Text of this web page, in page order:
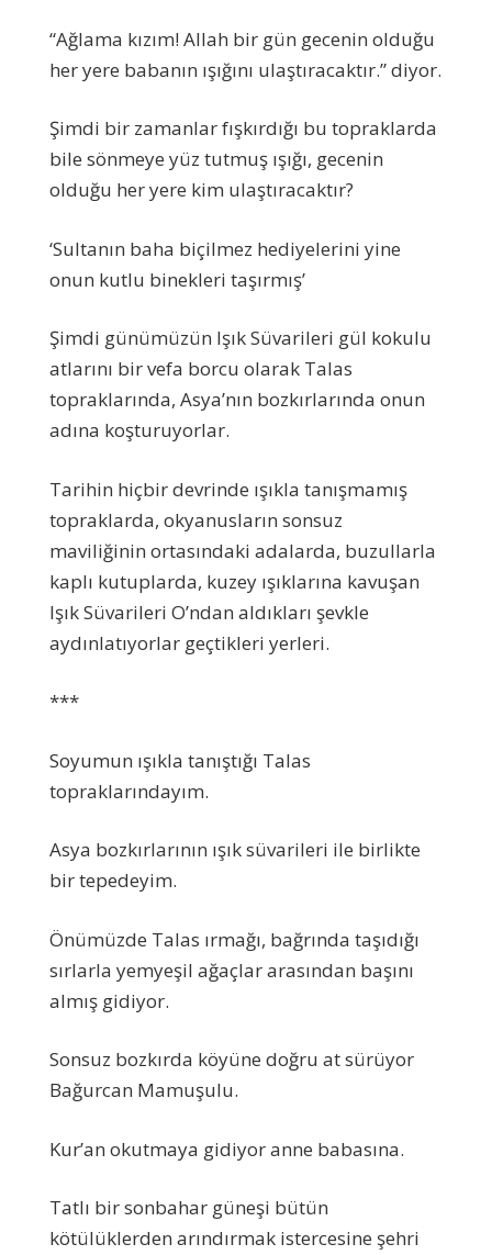
“Ağlama kızım! Allah bir gün gecenin olduğu
her yere babanın ışığını ulaştıracaktır.” diyor.
Şimdi bir zamanlar fışkırdığı bu topraklarda
bile sönmeye yüz tutmuş ışığı, gecenin
olduğu her yere kim ulaştıracaktır?
‘Sultanın baha biçilmez hediyelerini yine
onun kutlu binekleri taşırmış’
Şimdi günümüzün Işık Süvarileri gül kokulu
atlarını bir vefa borcu olarak Talas
topraklarında, Asya’nın bozkırlarında onun
adına koşturuyorlar.
Tarihin hiçbir devrinde ışıkla tanışmamış
topraklarda, okyanusların sonsuz
maviliğinin ortasındaki adalarda, buzullarla
kaplı kutuplarda, kuzey ışıklarına kavuşan
Işık Süvarileri O’ndan aldıkları şevkle
aydınlatıyorlar geçtikleri yerleri.
***
Soyumun ışıkla tanıştığı Talas
topraklarındayım.
Asya bozkırlarının ışık süvarileri ile birlikte
bir tepedeyim.
Önümüzde Talas ırmağı, bağrında taşıdığı
sırlarla yemyeşil ağaçlar arasından başını
almış gidiyor.
Sonsuz bozkırda köyüne doğru at sürüyor
Bağurcan Mamuşulu.
Kur’an okutmaya gidiyor anne babasına.
Tatlı bir sonbahar güneşi bütün
kötülüklerden arındırmak istercesine şehri